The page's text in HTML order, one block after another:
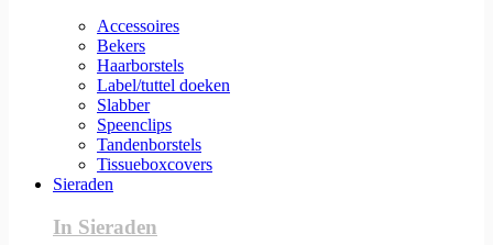
Accessoires
Bekers
Haarborstels
Label/tuttel doeken
Slabber
Speenclips
Tandenborstels
Tissueboxcovers
Sieraden
In Sieraden